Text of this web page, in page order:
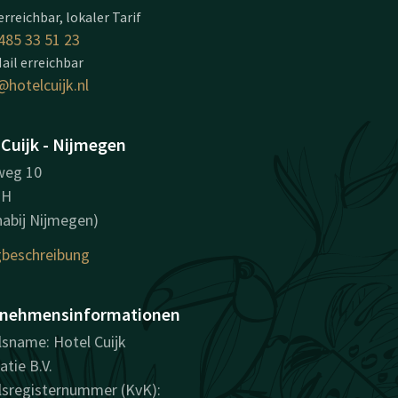
lokaler Tarif
33 51 23
erreichbar
- Nijmegen
10
Nijmegen)
Hotel Cuijk
B.V.
(KvK):